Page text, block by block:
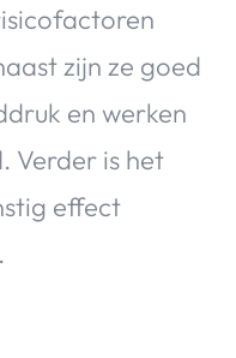
zijn ze goed
en werken
Verder is het
effect